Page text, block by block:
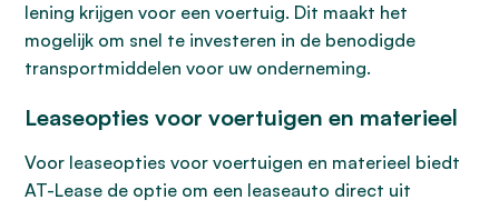
lening krijgen voor een voertuig. Dit maakt het
mogelijk om snel te investeren in de benodigde
transportmiddelen voor uw onderneming.
Leaseopties voor voertuigen en materieel
Voor leaseopties voor voertuigen en materieel biedt
AT-Lease de optie om een leaseauto direct uit